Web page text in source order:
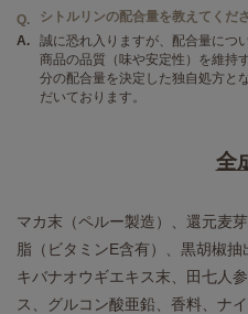
Q. シトルリンの配合量を教えてくださ
A.
誠に恐れ入りますが、配合量につ
商品の品質（味や安定性）を維持
分の配合量を決定した独自処方と
だいております。
全
マカ末（ペルー製造）、還元麦
脂（ビタミンE含有）、黒胡椒抽
キバナオウギエキス末、田七人
ス、グルコン酸亜鉛、香料、ナ